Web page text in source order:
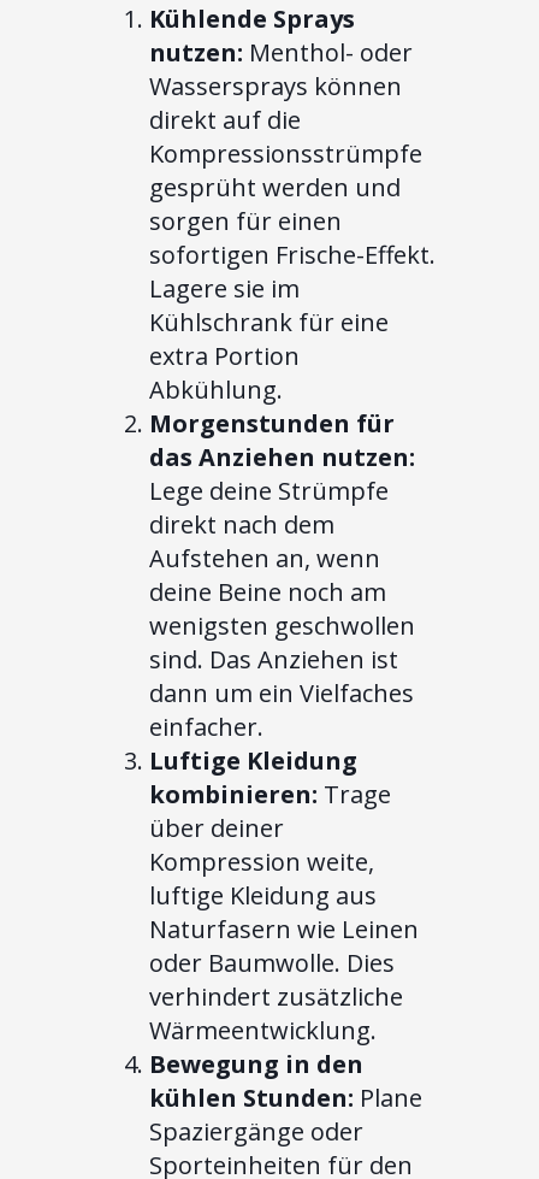
Kühlende Sprays
nutzen: Menthol- oder
Wassersprays können
direkt auf die
Kompressionsstrümpfe
gesprüht werden und
sorgen für einen
sofortigen Frische-Effekt.
Lagere sie im
Kühlschrank für eine
extra Portion
Abkühlung.
Morgenstunden für
das Anziehen nutzen:
Lege deine Strümpfe
direkt nach dem
Aufstehen an, wenn
deine Beine noch am
wenigsten geschwollen
sind. Das Anziehen ist
dann um ein Vielfaches
einfacher.
Luftige Kleidung
kombinieren: Trage
über deiner
Kompression weite,
luftige Kleidung aus
Naturfasern wie Leinen
oder Baumwolle. Dies
verhindert zusätzliche
Wärmeentwicklung.
Bewegung in den
kühlen Stunden: Plane
Spaziergänge oder
Sporteinheiten für den